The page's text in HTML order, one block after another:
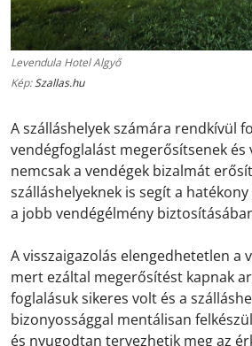
Levendula Hotel Algyő
Kép:Szallas.hu
A szálláshelyek számára rendkívül
vendégfoglalást megerősítsenek és
nemcsak a vendégek bizalmát
szálláshelyeknek is segít a
a jobb vendégélmény
A visszaigazolás elengedhetetlen a
mert ezáltal megerősítést kapnak
foglalásuk sikeres volt és a
bizonyossággal mentálisan
és nyugodtan tervezhetik meg az